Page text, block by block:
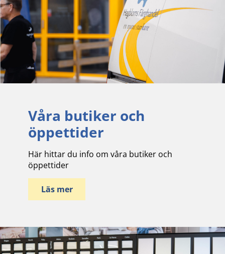
Våra butiker och
öppettider
Här hittar du info om våra butiker och
öppettider
Läs mer